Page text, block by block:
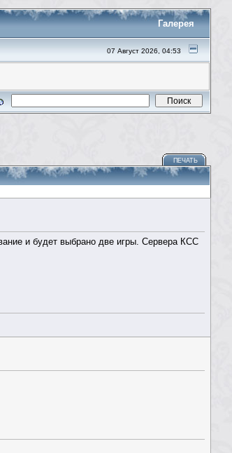
Галерея
07 Август 2026, 04:53
ПЕЧАТЬ
и будет выбрано две игры. Сервера КСС